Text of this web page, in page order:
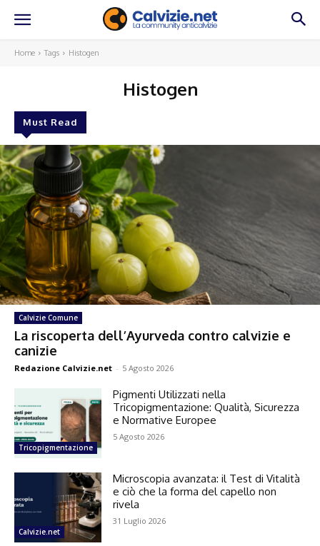
Home Tags Histogen
Histogen
Must Read
Calvizie Comune
La riscoperta dell’Ayurveda contro calvizie e
canizie
Redazione Calvizie.net - 5 Agosto 2026
Tricopigmentazione
Pigmenti Utilizzati nella
Tricopigmentazione: Qualità, Sicurezza
e Normative Europee
5 Agosto 2026
Calvizie.net
Microscopia avanzata: il Test di Vitalità
e ciò che la forma del capello non
rivela
31 Luglio 2026